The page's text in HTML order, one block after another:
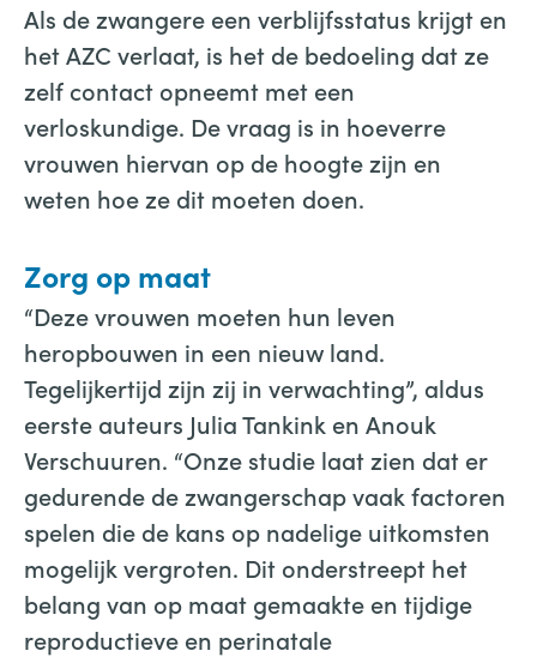
Als de zwangere een verblijfsstatus krijgt en
het AZC verlaat, is het de bedoeling dat ze
zelf contact opneemt met een
verloskundige. De vraag is in hoeverre
vrouwen hiervan op de hoogte zijn en
weten hoe ze dit moeten doen.
Zorg op maat
“Deze vrouwen moeten hun leven
heropbouwen in een nieuw land.
Tegelijkertijd zijn zij in verwachting”, aldus
eerste auteurs Julia Tankink en Anouk
Verschuuren. “Onze studie laat zien dat er
gedurende de zwangerschap vaak factoren
spelen die de kans op nadelige uitkomsten
mogelijk vergroten. Dit onderstreept het
belang van op maat gemaakte en tijdige
reproductieve en perinatale